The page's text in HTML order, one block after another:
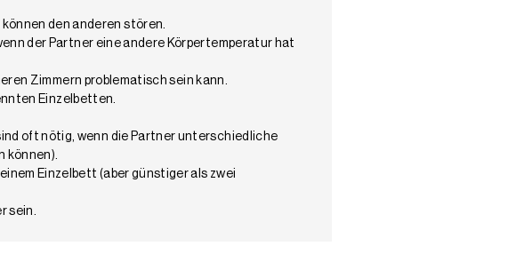
den anderen stören.
der Partner eine andere Körpertemperatur hat
Zimmern problematisch sein kann.
Einzelbetten.
oft nötig, wenn die Partner unterschiedliche
können).
Einzelbett (aber günstiger als zwei
sein.